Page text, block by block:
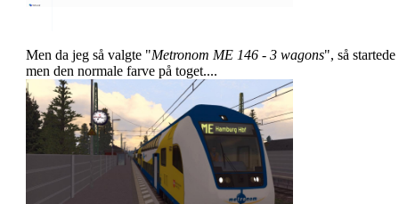
Men da jeg så valgte "Metronom ME 146 - 3 wagons", så
men den normale farve på toget....